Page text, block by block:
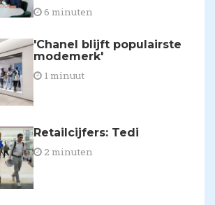
6 minuten
'Chanel blijft populairste
modemerk'
1 minuut
Retailcijfers: Tedi
2 minuten